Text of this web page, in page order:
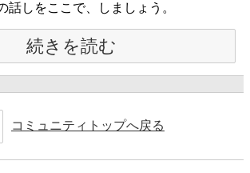
話しをここで、しましょう。
続きを読む
コミュニティトップへ戻る